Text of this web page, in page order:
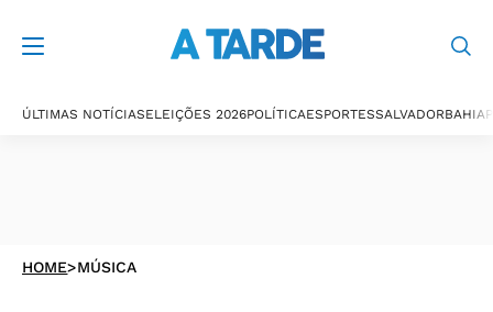
ÚLTIMAS NOTÍCIASELEIÇÕES 2026POLÍTICAESPORTESSALVADORBAHIA
HOME>MÚSICA